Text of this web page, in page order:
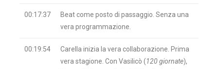
00:17:37
Beat come posto di passaggio. Senza una
vera programmazione.
00:19:54
Carella inizia la vera collaborazione. Prima
vera stagione. Con Vasilicò (120 giornate),